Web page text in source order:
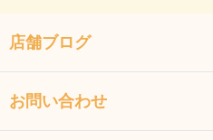
店舗ブログ
お問い合わせ